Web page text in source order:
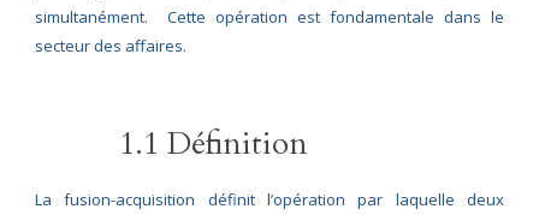
simultanément. Cette opération est fondamentale dans le
secteur des affaires.
1.1 Définition
La fusion-acquisition définit l’opération par laquelle deux